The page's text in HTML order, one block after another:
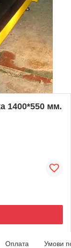
1400*550 мм.
Оплата Умови